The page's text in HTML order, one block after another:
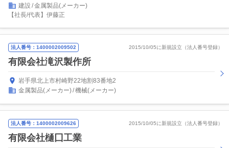
建設 金属製品(メーカー)
【社長/代表】伊藤正
法人番号：1400002009502 2015/10/05に新規設立（法人番号登録）
有限会社滝沢製作所
岩手県北上市村崎野22地割83番地2
金属製品(メーカー) 機械(メーカー)
法人番号：1400002009626 2015/10/05に新規設立（法人番号登録）
有限会社樋囗工業